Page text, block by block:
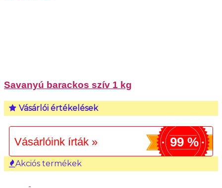
Savanyú barackos szív 1 kg
Vásárlói értékelések
Vásárlóink írták » 99 %
Akciós termékek